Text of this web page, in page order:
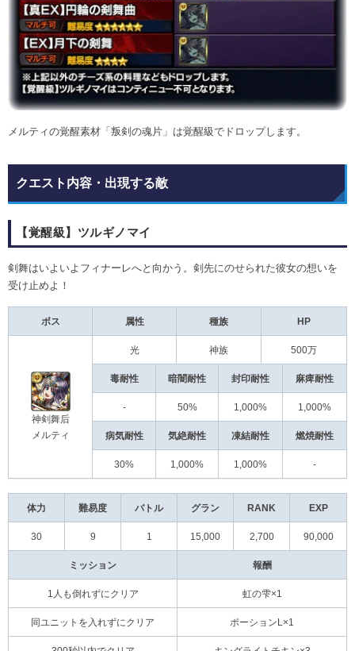
メルティの覚醒素材「叛剣の魂片」は覚醒級でドロップします。
クエスト内容・出現する敵
【覚醒級】ツルギノマイ
剣舞はいよいよフィナーレへと向かう。剣先にのせられた彼女の想いを
受け止めよ！
ボス 属性 種族 HP
神剣舞后
メルティ
光 神族 500万
毒耐性 暗闇耐性 封印耐性 麻痺耐性
- 50% 1,000% 1,000%
病気耐性 気絶耐性 凍結耐性 燃焼耐性
30% 1,000% 1,000% -
体力 難易度 バトル グラン RANK EXP
30 9 1 15,000 2,700 90,000
ミッション 報酬
1人も倒れずにクリア 虹の雫×1
同ユニットを入れずにクリア ポーションL×1